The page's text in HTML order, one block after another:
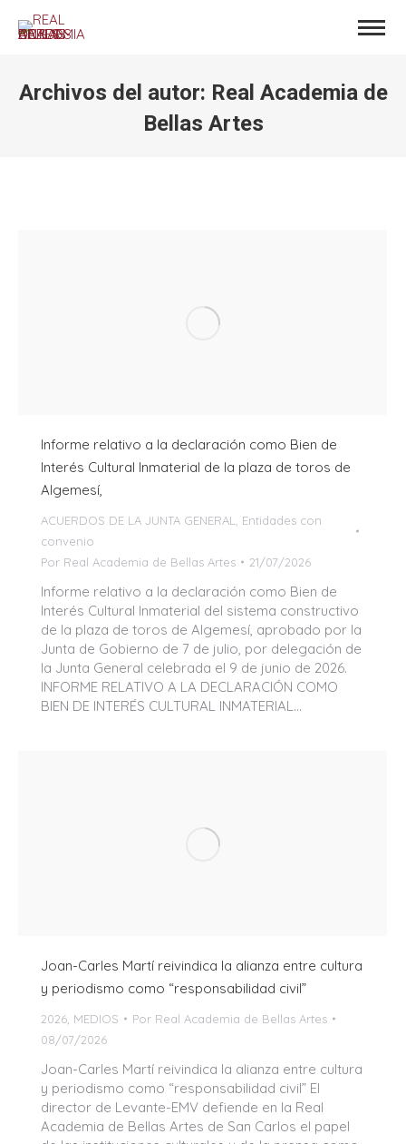
Archivos del autor: Real Academia de
Bellas Artes
Informe relativo a la declaración como Bien de
Interés Cultural Inmaterial de la plaza de toros de
Algemesí,
ACUERDOS DE LA JUNTA GENERAL
Entidades con
convenio
Por Real Academia de Bellas Artes 21/07/2026
Informe relativo a la declaración como Bien de
Interés Cultural Inmaterial del sistema constructivo
de la plaza de toros de Algemesí, aprobado por la
Junta de Gobierno de 7 de julio, por delegación de
la Junta General celebrada el 9 de junio de 2026.
INFORME RELATIVO A LA DECLARACIÓN COMO
BIEN DE INTERÉS CULTURAL INMATERIAL…
Joan-Carles Martí reivindica la alianza entre cultura
y periodismo como “responsabilidad civil”
2026 MEDIOS Por Real Academia de Bellas Artes
08/07/2026
Joan-Carles Martí reivindica la alianza entre cultura
y periodismo como “responsabilidad civil” El
director de Levante-EMV defiende en la Real
Academia de Bellas Artes de San Carlos el papel